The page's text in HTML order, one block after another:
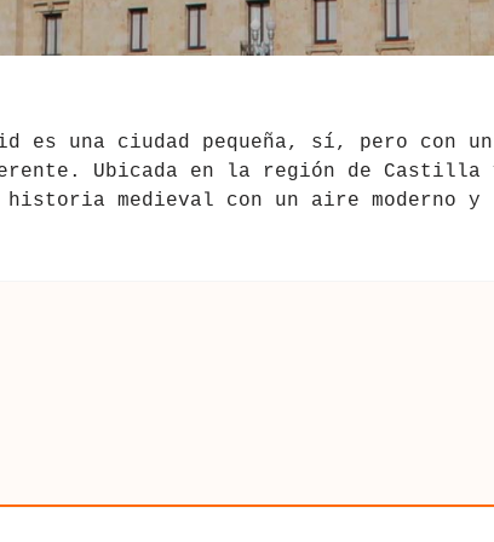
es una ciudad pequeña, sí, pero con
Ubicada en la región de Castilla
medieval con un aire moderno y